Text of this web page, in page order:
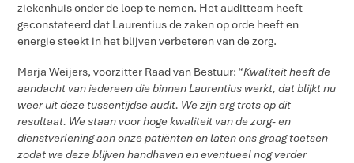
ziekenhuis onder de loep te nemen. Het auditteam heeft
geconstateerd dat Laurentius de zaken op orde heeft en
energie steekt in het blijven verbeteren van de zorg.
Marja Weijers, voorzitter Raad van Bestuur: “Kwaliteit heeft de
aandacht van iedereen die binnen Laurentius werkt, dat blijkt nu
weer uit deze tussentijdse audit. We zijn erg trots op dit
resultaat. We staan voor hoge kwaliteit van de zorg- en
dienstverlening aan onze patiënten en laten ons graag toetsen
zodat we deze blijven handhaven en eventueel nog verder